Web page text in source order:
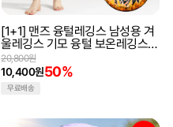
[1+1] 맨즈 융털레깅스 남성용 겨
울레깅스 기모 융털 보온레깅스
방한 타이즈 한파 이너웨어
10,400원50%
20,800원
무료배송